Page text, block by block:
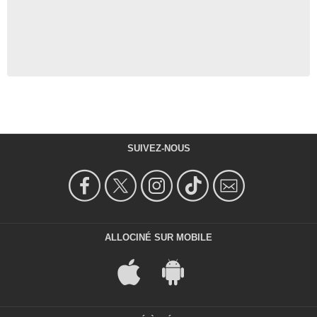
SUIVEZ-NOUS
ALLOCINÉ SUR MOBILE